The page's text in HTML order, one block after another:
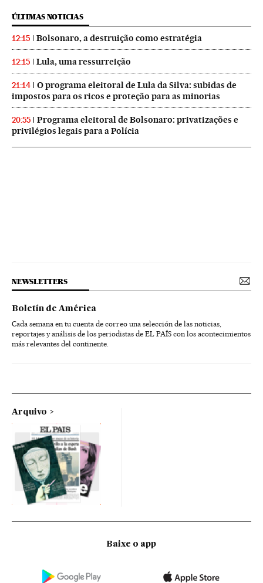
ÚLTIMAS NOTICIAS
12:15 Bolsonaro, a destruição como estratégia
12:15 Lula, uma ressurreição
21:14
O programa eleitoral de Lula da Silva: subidas de
impostos para os ricos e proteção para as minorias
20:55
Programa eleitoral de Bolsonaro: privatizações e
privilégios legais para a Polícia
NEWSLETTERS
Boletín de América
Cada semana en tu cuenta de correo una selección de las noticias,
reportajes y análisis de los periodistas de EL PAÍS con los acontecimientos
más relevantes del continente.
Arquivo
Baixe o app